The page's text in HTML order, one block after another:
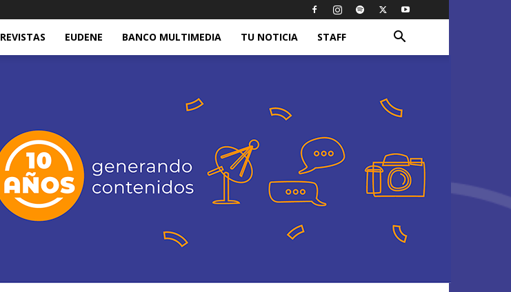
REVISTAS EUDENE BANCO MULTIMEDIA TU NOTICIA STAFF